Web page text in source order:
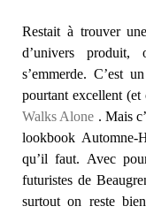
Restait à trouver
d’univers
s’emmerde. C’est
pourtant excellent
Walks Alone . Mais
lookbook Automne-
qu’il faut. Avec
futuristes de
surtout on reste